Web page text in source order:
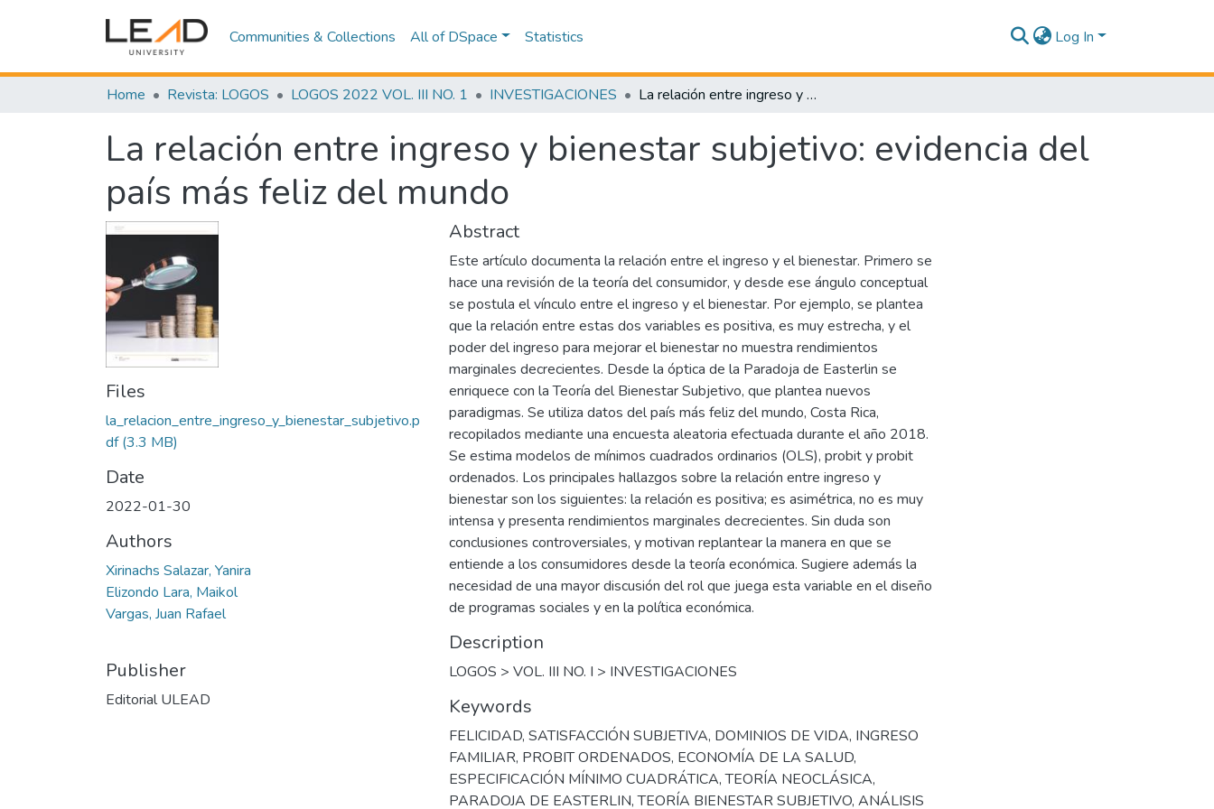
Communities & Collections All of DSpace Statistics Log In
Home Revista: LOGOS LOGOS 2022 VOL. III NO. 1 INVESTIGACIONES La relación entre ingreso y bienestar subjetivo: evidencia del país más feliz del mundo
La relación entre ingreso y bienestar subjetivo: evidencia del
país más feliz del mundo
Files
la_relacion_entre_ingreso_y_bienestar_subjetivo.p
df(3.3 MB)
Date
2022-01-30
Authors
Xirinachs Salazar, Yanira
Elizondo Lara, Maikol
Vargas, Juan Rafael
Publisher
Editorial ULEAD
Abstract
Este artículo documenta la relación entre el ingreso y el bienestar. Primero se
hace una revisión de la teoría del consumidor, y desde ese ángulo conceptual
se postula el vínculo entre el ingreso y el bienestar. Por ejemplo, se plantea
que la relación entre estas dos variables es positiva, es muy estrecha, y el
poder del ingreso para mejorar el bienestar no muestra rendimientos
marginales decrecientes. Desde la óptica de la Paradoja de Easterlin se
enriquece con la Teoría del Bienestar Subjetivo, que plantea nuevos
paradigmas. Se utiliza datos del país más feliz del mundo, Costa Rica,
recopilados mediante una encuesta aleatoria efectuada durante el año 2018.
Se estima modelos de mínimos cuadrados ordinarios (OLS), probit y probit
ordenados. Los principales hallazgos sobre la relación entre ingreso y
bienestar son los siguientes: la relación es positiva; es asimétrica, no es muy
intensa y presenta rendimientos marginales decrecientes. Sin duda son
conclusiones controversiales, y motivan replantear la manera en que se
entiende a los consumidores desde la teoría económica. Sugiere además la
necesidad de una mayor discusión del rol que juega esta variable en el diseño
de programas sociales y en la política económica.
Description
LOGOS > VOL. III NO. I > INVESTIGACIONES
Keywords
FELICIDAD, SATISFACCIÓN SUBJETIVA, DOMINIOS DE VIDA, INGRESO
FAMILIAR, PROBIT ORDENADOS, ECONOMÍA DE LA SALUD,
ESPECIFICACIÓN MÍNIMO CUADRÁTICA,TEORÍA NEOCLÁSICA,
PARADOJA DE EASTERLIN,TEORÍA BIENESTAR SUBJETIVO, ANÁLISIS